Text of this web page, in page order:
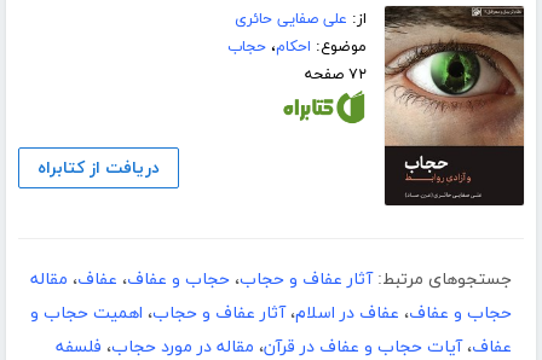
از: علی صفایی حائری
موضوع: احکام،حجاب
۷۲ صفحه
دریافت از کتابراه
جستجوهای مرتبط: آثار عفاف و حجاب، حجاب و عفاف، عفاف، مقاله
حجاب و عفاف، عفاف در اسلام،آثار عفاف و حجاب، اهمیت حجاب و
عفاف،آیات حجاب و عفاف در قرآن، مقاله در مورد حجاب، فلسفه